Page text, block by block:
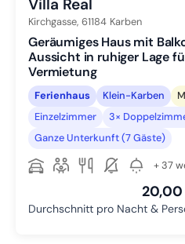
Villa Real
Kirchgasse, 61184 Karben
Geräumiges Haus mit
Aussicht in ruhiger Lage
Vermietung
Ferienhaus Klein-Karben
Einzelzimmer
3×
Ganze Unterkunft (7 Gäste)
+ 37
Durchschnitt pro Nacht &